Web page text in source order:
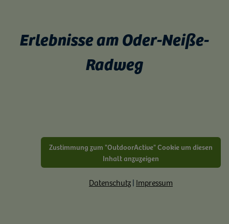
Erlebnisse am Oder-Neiße-
Radweg
Zustimmung zum "OutdoorActive" Cookie um diesen
Inhalt anzuzeigen
Datenschutz| Impressum